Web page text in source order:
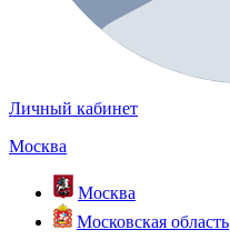
Личный кабинет
Москва
Москва
Московская область